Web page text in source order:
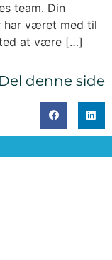
team. Din
har været med til
at være […]
Del denne side